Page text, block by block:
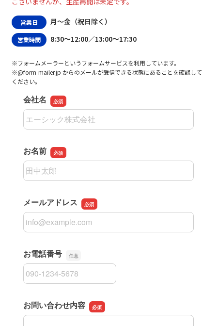
営業日 月〜金（祝日除く）
営業時間 8:30〜12:00／13:00〜17:30
※フォームメーラーというフォームサービスを利用しています。
※@form-mailer.jp からのメールが受信できる状態にあることを確認して
ください。